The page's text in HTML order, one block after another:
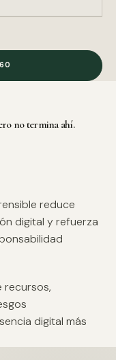
no termina ahí.
reduce
digital y refuerza
recursos,
digital más